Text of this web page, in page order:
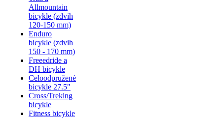
Allmountain
bicykle (zdvih
120-150 mm)
Enduro
bicykle (zdvih
150 - 170 mm)
Freeedride a
DH bicykle
Celoodpružené
bicykle 27.5"
Cross/Treking
bicykle
Fitness bicykle